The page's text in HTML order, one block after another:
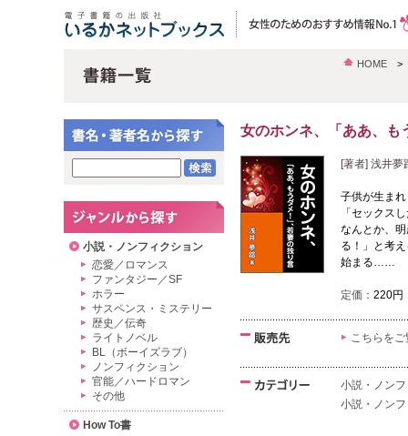
HOME
女のホンネ、「ああ、も
[著者] 浅井夢
子供が生ま
「セックス
なんとか、
る！」と考
始まる……
定価： 220円
こちらを
小説・ノン
小説・ノン
小説・ノンフィクション
恋愛／ロマンス
ファンタジー／SF
ホラー
サスペンス・ミステリー
歴史／伝奇
ライトノベル
BL（ボーイズラブ）
ノンフィクション
官能／ハードロマン
その他
How To書